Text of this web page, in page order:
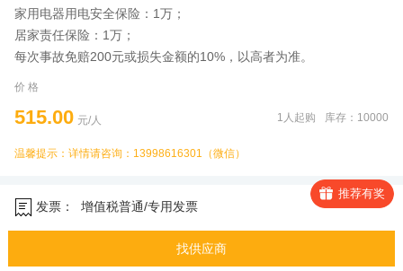
家用电器用电安全保险：1万；
居家责任保险：1万；
每次事故免赔200元或损失金额的10%，以高者为准。
价 格
515.00 元/人 库存：10000
1人起购
温馨提示：详情请咨询：13998616301（微信）
发票： 增值税普通/专用发票
推荐有奖
找供应商